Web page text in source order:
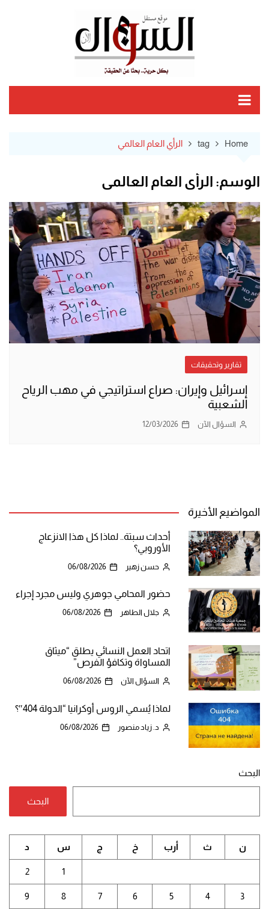
Home
tag الرأي العام العالمي
الوسم: الرأي العام العالمي
تقارير وتحقيقات
إسرائيل وإيران: صراع استراتيجي في مهب الرياح
الشعبية
السؤال الآن 12/03/2026
المواضيع الأخيرة
أحداث سبتة.. لماذا كل هذا الانزعاج
الأوروبي؟
حسن زهير 06/08/2026
حضور المحامي جوهري وليس مجرد إجراء
جلال الطاهر 06/08/2026
اتحاد العمل النسائي يطلق “ميثاق
المساواة وتكافؤ الفرص”
السؤال الآن 06/08/2026
لماذا يُسمي الروس أوكرانيا “الدولة 404″؟
د. زياد منصور 06/08/2026
البحث
البحث
ن ث أرب خ ج س د
1
2
3
4
5
6
7
8
9